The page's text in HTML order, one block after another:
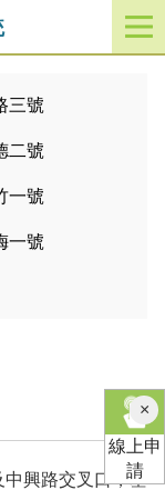
開
啟
三號
二號
一號
一號
興路交叉口，基
×關
閉
線上申
請